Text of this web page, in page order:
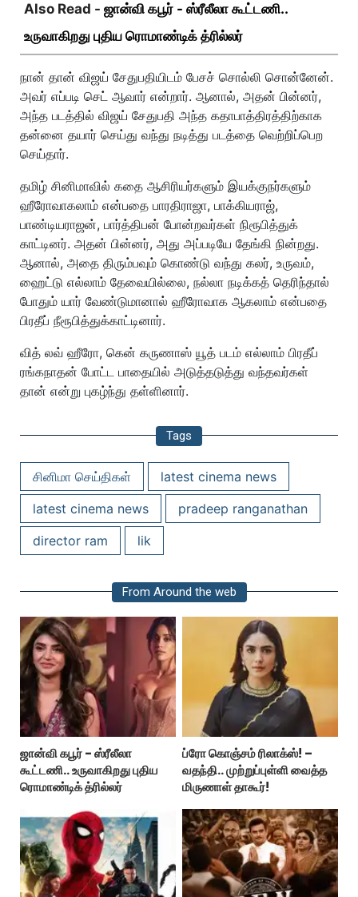
Also Read - ஜான்வி கபூர் - ஸ்ரீலீலா கூட்டணி..
உருவாகிறது புதிய ரொமாண்டிக் த்ரில்லர்
நான் தான் விஜய் சேதுபதியிடம் பேசச் சொல்லி சொன்னேன்.
அவர் எப்படி செட் ஆவார் என்றார். ஆனால், அதன் பின்னர்,
அந்த படத்தில் விஜய் சேதுபதி அந்த கதாபாத்திரத்திற்காக
தன்னை தயார் செய்து வந்து நடித்து படத்தை வெற்றிப்பெற
செய்தார்.
தமிழ் சினிமாவில் கதை ஆசிரியர்களும் இயக்குநர்களும்
ஹீரோவாகலாம் என்பதை பாரதிராஜா, பாக்கியராஜ்,
பாண்டியராஜன், பார்த்திபன் போன்றவர்கள் நிரூபித்துக்
காட்டினர். அதன் பின்னர், அது அப்படியே தேங்கி நின்றது.
ஆனால், அதை திரும்பவும் கொண்டு வந்து கலர், உருவம்,
ஹைட்டு எல்லாம் தேவையில்லை, நல்லா நடிக்கத் தெரிந்தால்
போதும் யார் வேண்டுமானால் ஹீரோவாக ஆகலாம் என்பதை
பிரதீப் நீரூபித்துக்காட்டினார்.
வித் லவ் ஹீரோ, கென் கருணாஸ் யூத் படம் எல்லாம் பிரதீப்
ரங்கநாதன் போட்ட பாதையில் அடுத்தடுத்து வந்தவர்கள்
தான் என்று புகழ்ந்து தள்ளினார்.
Tags
சினிமா செய்திகள்
latest cinema news
latest cinema news
pradeep ranganathan
director ram
lik
From Around the web
ஜான்வி கபூர் - ஸ்ரீலீலா
கூட்டணி.. உருவாகிறது புதிய
ரொமாண்டிக் த்ரில்லர்
ப்ரோ கொஞ்சம் ரிலாக்ஸ்! –
வதந்தி.. முற்றுப்புள்ளி வைத்த
மிருணாள் தாகூர்!